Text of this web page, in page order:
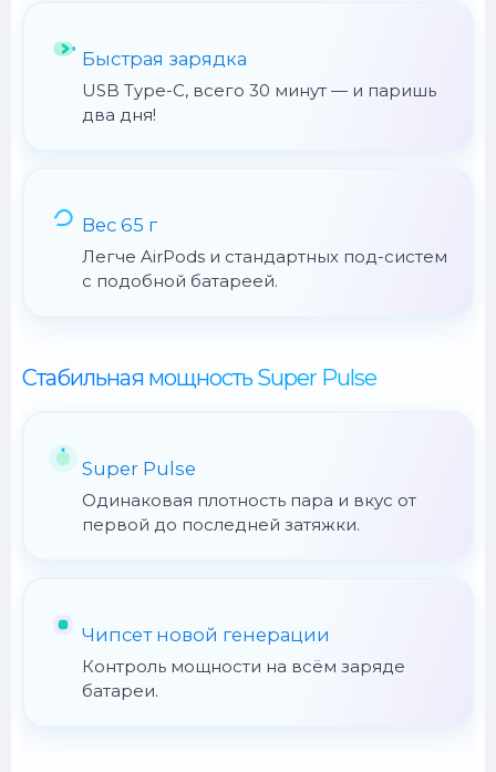
Быстрая зарядка
USB Type-C, всего 30 минут — и паришь
два дня!
Вес 65 г
Легче AirPods и стандартных под-систем
с подобной батареей.
Стабильная мощность Super Pulse
Super Pulse
Одинаковая плотность пара и вкус от
первой до последней затяжки.
Чипсет новой генерации
Контроль мощности на всём заряде
батареи.